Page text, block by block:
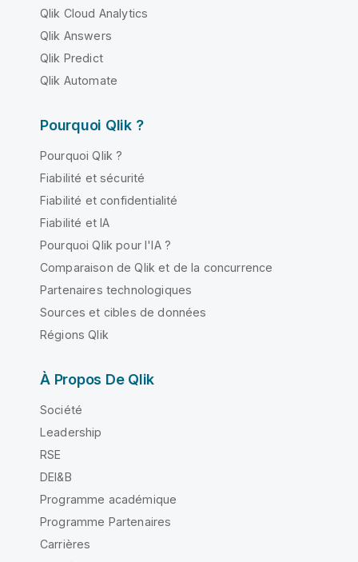
Qlik Cloud Analytics
Qlik Answers
Qlik Predict
Qlik Automate
Pourquoi Qlik ?
Pourquoi Qlik ?
Fiabilité et sécurité
Fiabilité et confidentialité
Fiabilité et IA
Pourquoi Qlik pour l'IA ?
Comparaison de Qlik et de la concurrence
Partenaires technologiques
Sources et cibles de données
Régions Qlik
À Propos De Qlik
Société
Leadership
RSE
DEI&B
Programme académique
Programme Partenaires
Carrières